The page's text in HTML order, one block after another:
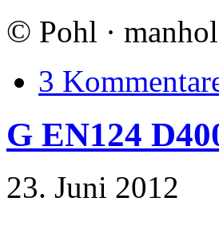
© Pohl ·
3
G EN124
23. Juni 2012